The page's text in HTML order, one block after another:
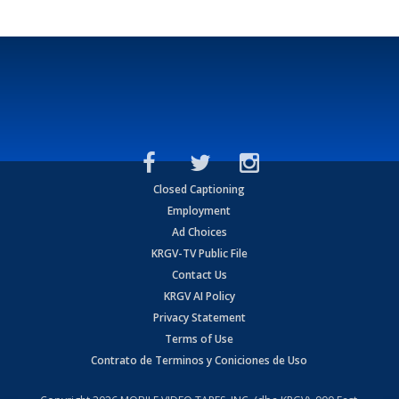
Closed Captioning
Employment
Ad Choices
KRGV-TV Public File
Contact Us
KRGV AI Policy
Privacy Statement
Terms of Use
Contrato de Terminos y Coniciones de Uso